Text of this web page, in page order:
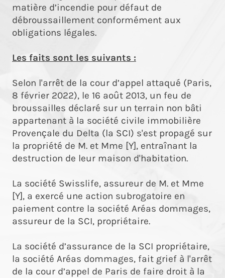
matière d’incendie pour défaut de
débroussaillement conformément aux
obligations légales.
Les faits sont les suivants :
Selon l'arrêt de la cour d’appel attaqué (Paris,
8 février 2022), le 16 août 2013, un feu de
broussailles déclaré sur un terrain non bâti
appartenant à la société civile immobilière
Provençale du Delta (la SCI) s'est propagé sur
la propriété de M. et Mme [Y], entraînant la
destruction de leur maison d'habitation.
La société Swisslife, assureur de M. et Mme
[Y], a exercé une action subrogatoire en
paiement contre la société Aréas dommages,
assureur de la SCI, propriétaire.
La société d’assurance de la SCI propriétaire,
la société Aréas dommages, fait grief à l'arrêt
de la cour d’appel de Paris de faire droit à la